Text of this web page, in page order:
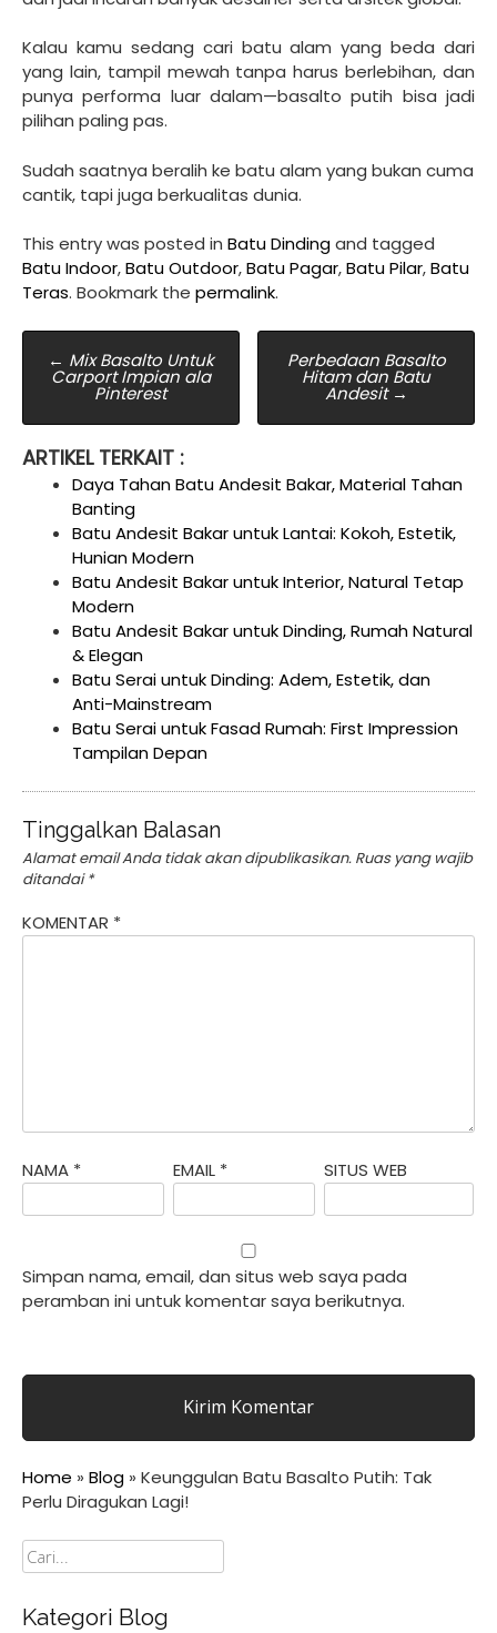
Kalau kamu sedang cari batu alam yang beda dari
yang lain, tampil mewah tanpa harus berlebihan, dan
punya performa luar dalam—basalto putih bisa jadi
pilihan paling pas.
Sudah saatnya beralih ke batu alam yang bukan cuma
cantik, tapi juga berkualitas dunia.
This entry was posted in Batu Dindingand tagged
Batu Indoor,Batu Outdoor,Batu Pagar,Batu Pilar,Batu
Teras. Bookmark the permalink.
Post
navigation
← Mix Basalto Untuk
Carport Impian ala
Pinterest
Perbedaan Basalto
Hitam dan Batu
Andesit →
ARTIKEL TERKAIT :
Daya Tahan Batu Andesit Bakar, Material Tahan
Banting
Batu Andesit Bakar untuk Lantai: Kokoh, Estetik,
Hunian Modern
Batu Andesit Bakar untuk Interior, Natural Tetap
Modern
Batu Andesit Bakar untuk Dinding, Rumah Natural
& Elegan
Batu Serai untuk Dinding: Adem, Estetik, dan
Anti-Mainstream
Batu Serai untuk Fasad Rumah: First Impression
Tampilan Depan
Tinggalkan Balasan
Alamat email Anda tidak akan dipublikasikan. Ruas yang wajib
ditandai*
KOMENTAR *
NAMA * EMAIL * SITUS WEB
Simpan nama, email, dan situs web saya pada
peramban ini untuk komentar saya berikutnya.
Home » Blog » Keunggulan Batu Basalto Putih: Tak
Perlu Diragukan Lagi!
Cari
Kategori Blog